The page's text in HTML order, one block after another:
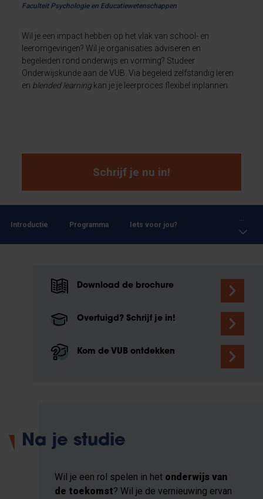
Faculteit Psychologie en Educatiewetenschappen
Wil je een impact hebben op het vlak van school- en
leeromgevingen? Wil je organisaties adviseren en
begeleiden rond onderwijs en vorming? Studeer
Onderwijskunde aan de VUB. Via begeleid zelfstandig leren
en blended learning kan je je leerproces flexibel inplannen.
Schrijf je nu in!
Introductie Programma Iets voor jou?
Download de brochure
Overtuigd? Schrijf je in!
Kom de VUB ontdekken
Na je studie
Wil je een rol spelen in het onderwijs van
de toekomst? Wil je de vernieuwing ervan